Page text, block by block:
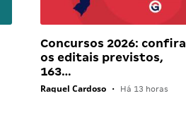
Concursos 2026: confira
os editais previstos,
163…
Raquel Cardoso • Há 13 horas